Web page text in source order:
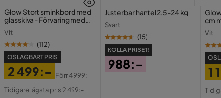
Glow Stort sminkbord med
glasskiva - Förvaring med
Vit
(112)
OSLAGBART PRIS
Pris
2 499:-
Original
Förr4 999:-
Tidigare lägsta pris 2 499:-
Justerbar hantel 2,5-24 kg
Svart
(15)
KOLLA PRISET!
988:-
cm
Vit
1